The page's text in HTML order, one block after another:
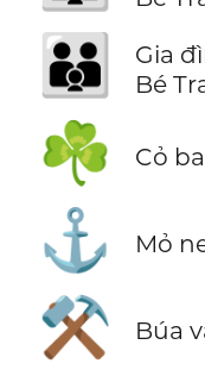
👨‍👨‍👦
Gia
Bé
☘️ Cỏ
⚓ Mỏ
⚒️ Búa